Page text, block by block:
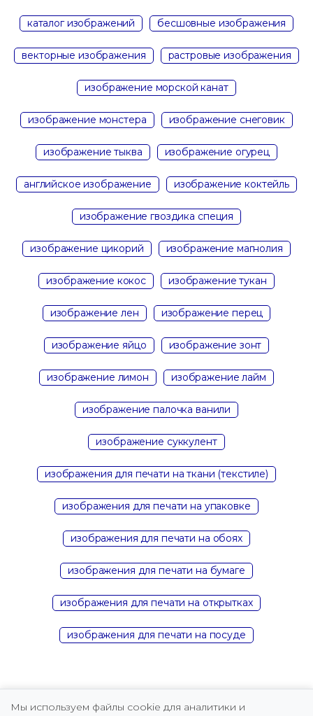
каталог изображений бесшовные изображения
векторные изображения растровые изображения
изображение морской канат
изображение монстера изображение снеговик
изображение тыква изображение огурец
английское изображение изображение коктейль
изображение гвоздика специя
изображение цикорий изображение магнолия
изображение кокос изображение тукан
изображение лен изображение перец
изображение яйцо изображение зонт
изображение лимон изображение лайм
изображение палочка ванили
изображение суккулент
изображения для печати на ткани (текстиле)
изображения для печати на упаковке
изображения для печати на обоях
изображения для печати на бумаге
изображения для печати на открытках
изображения для печати на посуде
Мы используем файлы cookie для аналитики и